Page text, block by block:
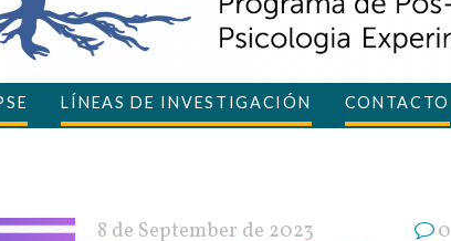
LÍNEAS DE INVESTIGACIÓN CONTACTO
8 de September de 2023 0